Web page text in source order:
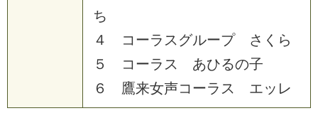
ち
４
コ ーラ ス グループ さ く ら
５
コ ーラ ス あひるの子
６
鷹来女声コ ーラ ス エッ レ